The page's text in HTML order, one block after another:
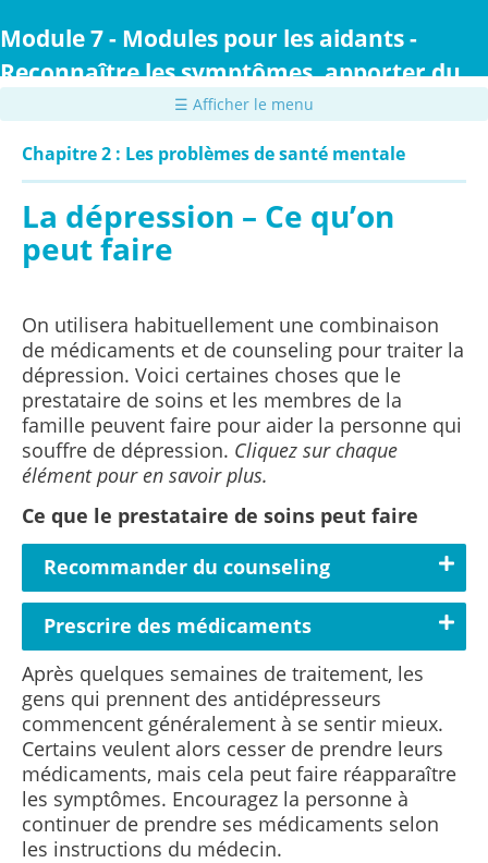
au
principal
Module 7 - Modules pour les aidants -
Reconnaître les symptômes, apporter du
confort et prodiguer des soins
☰ Afficher le menu
Chapitre 2 : Les problèmes de santé mentale
La dépression – Ce qu’on
peut faire
On utilisera habituellement une combinaison
de médicaments et de counseling pour traiter la
dépression. Voici certaines choses que le
prestataire de soins et les membres de la
famille peuvent faire pour aider la personne qui
souffre de dépression. Cliquez sur chaque
élément pour en savoir plus.
Ce que le prestataire de soins peut faire
Recommander du counseling
Prescrire des médicaments
Après quelques semaines de traitement, les
gens qui prennent des antidépresseurs
commencent généralement à se sentir mieux.
Certains veulent alors cesser de prendre leurs
médicaments, mais cela peut faire réapparaître
les symptômes. Encouragez la personne à
continuer de prendre ses médicaments selon
les instructions du médecin.